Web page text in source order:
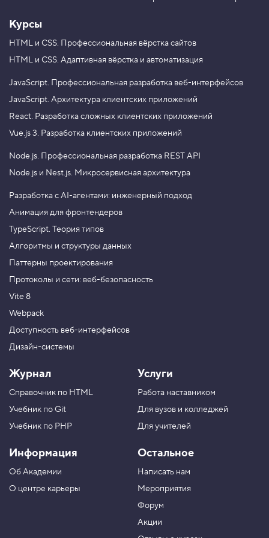
Курсы
HTML и CSS. Профессиональная вёрстка сайтов
HTML и CSS. Адаптивная вёрстка и автоматизация
JavaScript. Профессиональная разработка веб-интерфейсов
JavaScript. Архитектура клиентских приложений
React. Разработка сложных клиентских приложений
Vue.js 3. Разработка клиентских приложений
Node.js. Профессиональная разработка REST API
Node.js и Nest.js. Микросервисная архитектура
Разработка с AI-агентами: инженерный подход
Анимация для фронтендеров
TypeScript. Теория типов
Алгоритмы и структуры данных
Паттерны проектирования
Протоколы и сети: веб-безопасность
Vite 8
Webpack
Доступность веб-интерфейсов
Дизайн-системы
Журнал
Справочник по HTML
Учебник по Git
Учебник по PHP
Информация
Об Академии
О центре карьеры
Услуги
Работа наставником
Для вузов и колледжей
Для учителей
Остальное
Написать нам
Мероприятия
Форум
Акции